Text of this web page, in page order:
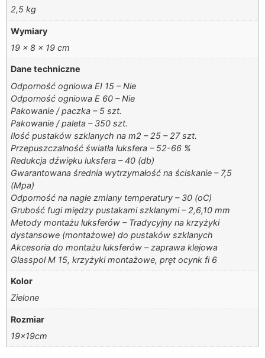
2,5 kg
Wymiary
19 × 8 × 19 cm
Dane techniczne
Odporność ogniowa EI 15 – Nie
Odporność ogniowa E 60 – Nie
Pakowanie / paczka – 5 szt.
Pakowanie / paleta – 350 szt.
Ilość pustaków szklanych na m2 – 25 – 27 szt.
Przepuszczalność światła luksfera – 52-66 %
Redukcja dźwięku luksfera – 40 (db)
Gwarantowana średnia wytrzymałość na ściskanie – 7,5
(Mpa)
Odporność na nagłe zmiany temperatury – 30 (oC)
Grubość fugi między pustakami szklanymi – 2,6,10 mm
Metody montażu luksferów – Tradycyjny na krzyżyki
dystansowe (montażowe) do pustaków szklanych
Akcesoria do montażu luksferów – zaprawa klejowa
Glasspol M 15, krzyżyki montażowe, pręt ocynk fi 6
Kolor
Zielone
Rozmiar
19x19cm